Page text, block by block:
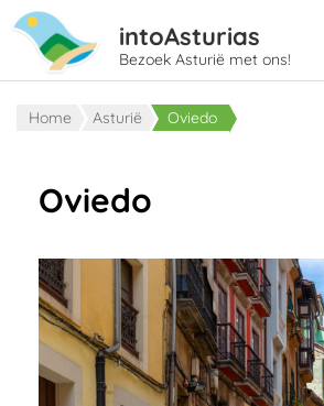
intoAsturias
Bezoek Asturië met ons!
Home Asturië Oviedo
Oviedo